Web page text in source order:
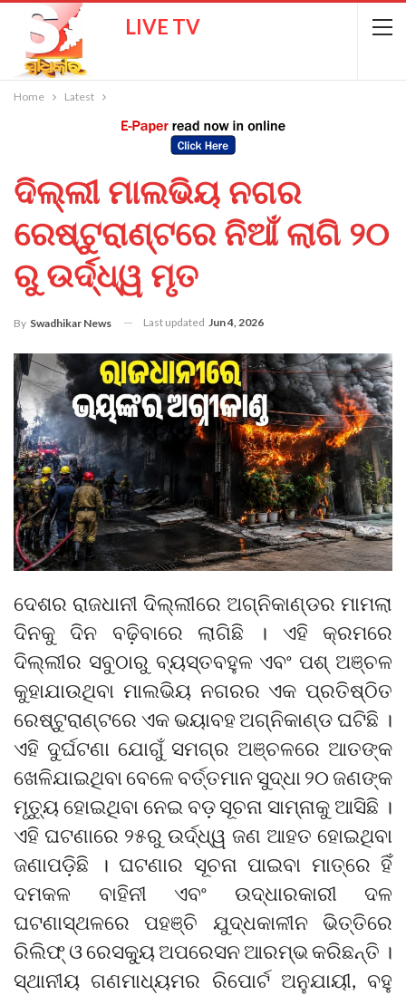
LIVE TV
Home Latest
ଦିଲ୍ଲୀ ମାଲଭିୟ ନଗର
ରେଷ୍ଟୁରାଣ୍ଟରେ ନିଆଁ ଲାଗି ୨୦
ରୁ ଉର୍ଦ୍ଧ୍ୱ ମୃତ
By Swadhikar News Last updated Jun 4, 2026
ଦେଶର ରାଜଧାନୀ ଦିଲ୍ଲୀରେ ଅଗ୍ନିକାଣ୍ଡର ମାମଲା
ଦିନକୁ ଦିନ ବଢ଼ିବାରେ ଲାଗିଛି । ଏହି କ୍ରମରେ
ଦିଲ୍ଲୀର ସବୁଠାରୁ ବ୍ୟସ୍ତବହୁଳ ଏବଂ ପଶ୍ ଅଞ୍ଚଳ
କୁହାଯାଉଥିବା ମାଲଭିୟ ନଗରର ଏକ ପ୍ରତିଷ୍ଠିତ
ରେଷ୍ଟୁରାଣ୍ଟରେ ଏକ ଭୟାବହ ଅଗ୍ନିକାଣ୍ଡ ଘଟିଛି ।
ଏହି ଦୁର୍ଘଟଣା ଯୋଗୁଁ ସମଗ୍ର ଅଞ୍ଚଳରେ ଆତଙ୍କ
ଖେଳିଯାଇଥିବା ବେଳେ ବର୍ତ୍ତମାନ ସୁଦ୍ଧା ୨୦ ଜଣଙ୍କ
ମୃତ୍ୟୁ ହୋଇଥିବା ନେଇ ବଡ଼ ସୂଚନା ସାମ୍ନାକୁ ଆସିଛି ।
ଏହି ଘଟଣାରେ ୨୫ରୁ ଉର୍ଦ୍ଧ୍ୱ ଜଣ ଆହତ ହୋଇଥିବା
ଜଣାପଡ଼ିଛି । ଘଟଣାର ସୂଚନା ପାଇବା ମାତ୍ରେ ହିଁ
ଦମକଳ ବାହିନୀ ଏବଂ ଉଦ୍ଧାରକାରୀ ଦଳ
ଘଟଣାସ୍ଥଳରେ ପହଞ୍ଚି ଯୁଦ୍ଧକାଳୀନ ଭିତ୍ତିରେ
ରିଲିଫ୍ ଓ ରେସକ୍ୟୁ ଅପରେସନ ଆରମ୍ଭ କରିଛନ୍ତି ।
ସ୍ଥାନୀୟ ଗଣମାଧ୍ୟମର ରିପୋର୍ଟ ଅନୁଯାୟୀ, ବହୁ